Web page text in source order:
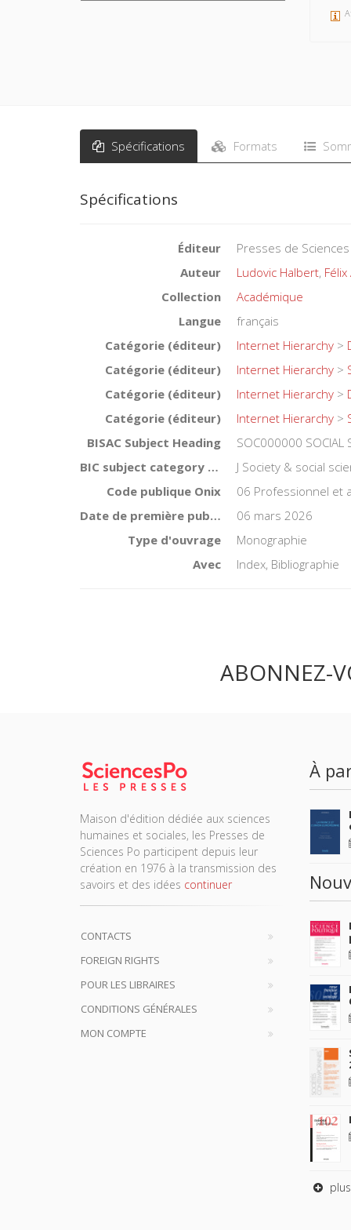
Spécifications Formats
Spécifications
Éditeur
Presses de
Auteur
Ludovic Halbert,
Collection
Académique
Langue
français
Catégorie (éditeur)
Internet Hierarchy >
Catégorie (éditeur)
Internet Hierarchy >
Catégorie (éditeur)
Internet Hierarchy >
Catégorie (éditeur)
Internet Hierarchy >
BISAC Subject Heading
SOC000000 SOCIAL
BIC subject category (UK)
J Society & social
Code publique Onix
06 Professionnel et
Date de première publication du titre
06 mars 2026
Type d'ouvrage
Monographie
Avec
Index, Bibliographie
ABONNEZ-
Maison d'édition dédiée aux sciences
humaines et sociales, les Presses de
Sciences Po participent depuis leur
création en 1976 à la transmission des
savoirs et des idées continuer
CONTACTS
FOREIGN RIGHTS
POUR LES LIBRAIRES
CONDITIONS GÉNÉRALES
MON COMPTE
À